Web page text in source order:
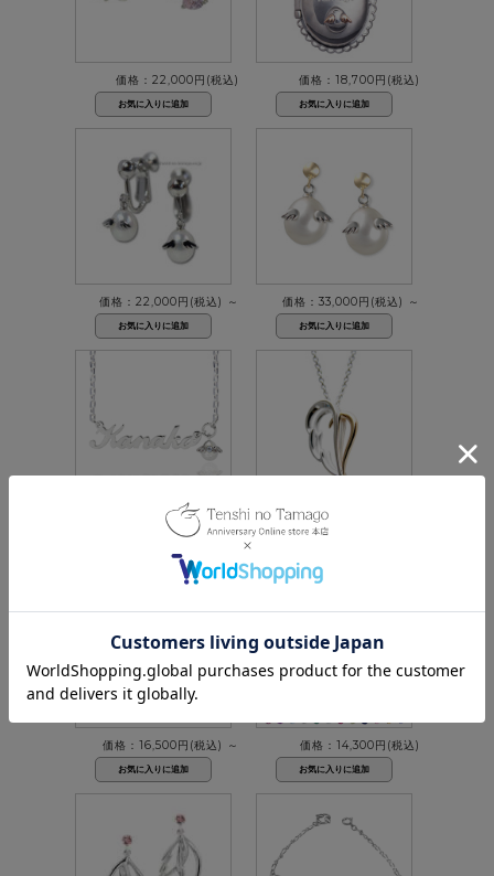
価格：22,000円(税込) 価格：18,700円(税込)
価格：22,000円(税込) ～ 価格：33,000円(税込) ～
価格：17,600円(税込) 価格：19,800円(税込)
価格：16,500円(税込) ～ 価格：14,300円(税込)